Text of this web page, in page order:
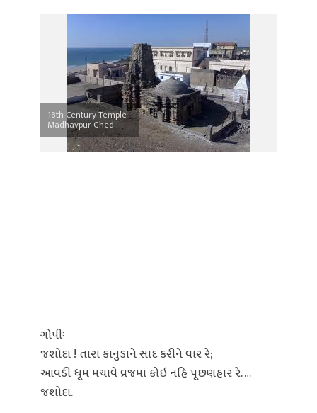
18th Century Temple
Madhavpur Ghed
ગોપીઃ
જશોદા ! તારા કાનુડાને સાદ કરીને વાર રે;
આવડી ધૂમ મચાવે વ્રજમાં કોઇ નહિ પૂછણહાર રે. …
જશોદા.